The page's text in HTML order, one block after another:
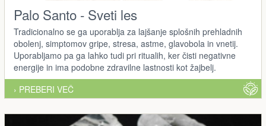
Palo Santo - Sveti les
Tradicionalno se ga uporablja za lajšanje splošnih prehladnih
obolenj, simptomov gripe, stresa, astme, glavobola in vnetij.
Uporabljamo pa ga lahko tudi pri ritualih, ker čisti negativne
energije in ima podobne zdravilne lastnosti kot žajbelj.
› PREBERI VEČ